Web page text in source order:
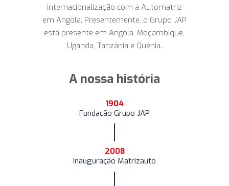
internacionalização com a Automatriz
em Angola. Presentemente, o Grupo JAP
está presente em Angola, Moçambique,
Uganda, Tanzânia e Quénia.
2008
Inauguração Matrizauto
A nossa história
1904
Fundação Grupo JAP